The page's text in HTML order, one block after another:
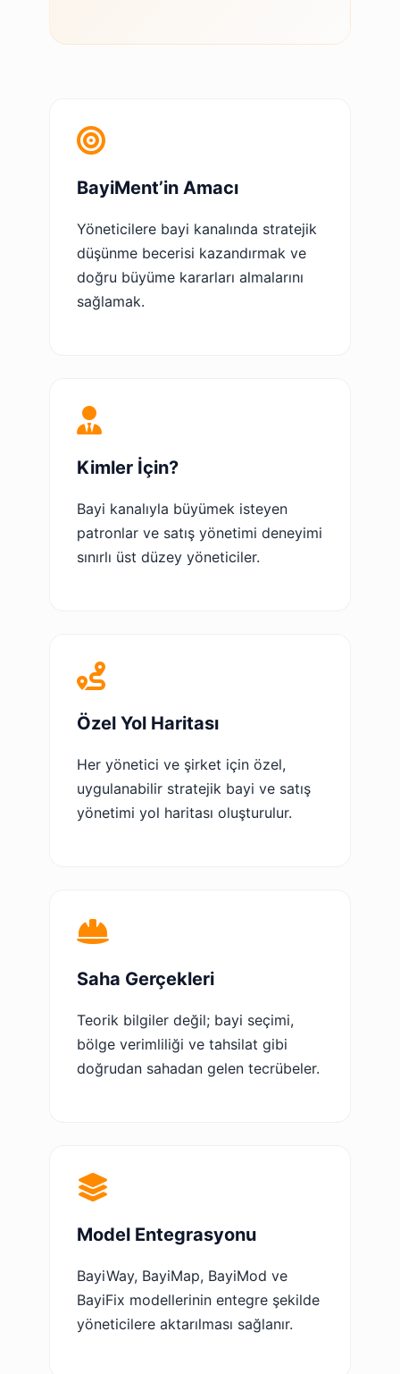
BayiMent’in Amacı
Yöneticilere bayi kanalında stratejik
düşünme becerisi kazandırmak ve
doğru büyüme kararları almalarını
sağlamak.
Kimler İçin?
Bayi kanalıyla büyümek isteyen
patronlar ve satış yönetimi deneyimi
sınırlı üst düzey yöneticiler.
Özel Yol Haritası
Her yönetici ve şirket için özel,
uygulanabilir stratejik bayi ve satış
yönetimi yol haritası oluşturulur.
Saha Gerçekleri
Teorik bilgiler değil; bayi seçimi,
bölge verimliliği ve tahsilat gibi
doğrudan sahadan gelen tecrübeler.
Model Entegrasyonu
BayiWay, BayiMap, BayiMod ve
BayiFix modellerinin entegre şekilde
yöneticilere aktarılması sağlanır.